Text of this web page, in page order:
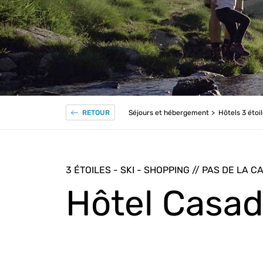
RETOUR Séjours et hébergement Hôtels 3
3 ÉTOILES - SKI - SHOPPING // PAS DE LA
Hôtel